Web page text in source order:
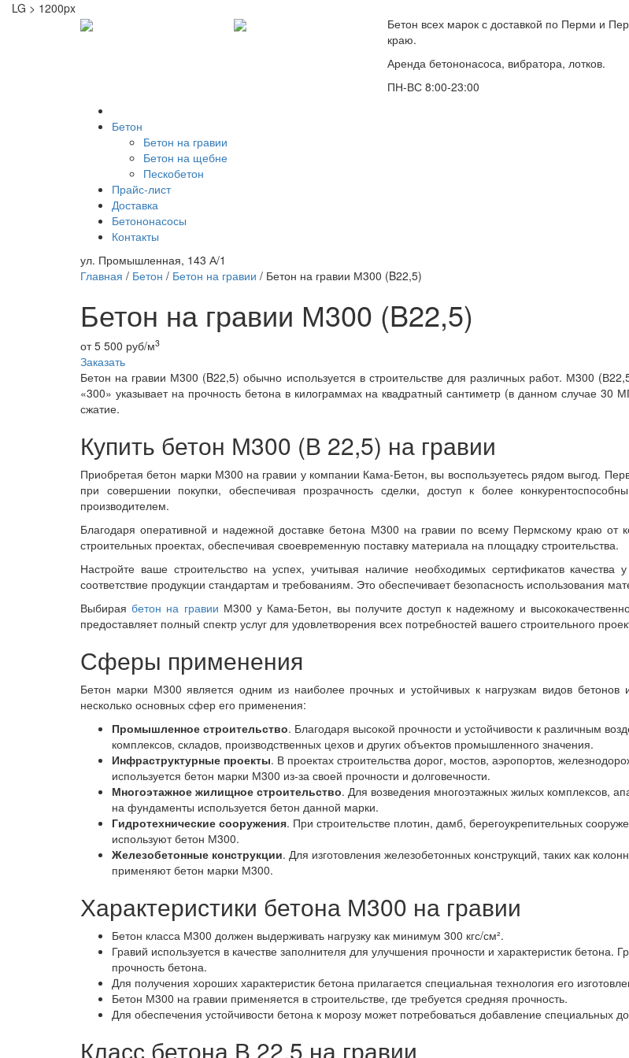
LG > 1200px
Бетон всех марок с доставкой по Перми и
краю.
Аренда бетононасоса, вибратора, лотков.
ПН-ВС 8:00-23:00
Бетон
Бетон на гравии
Бетон на щебне
Пескобетон
Прайс-лист
Доставка
Бетононасосы
Контакты
ул. Промышленная, 143 А/1
Главная / Бетон / Бетон на гравии / Бетон на гравии М300 (B22,5)
Бетон на гравии М300 (B22,5)
от5 500 руб/м3
Заказать
Бетон на гравии М300 (B22,5) обычно используется в строительстве для различных работ. М300
«300» указывает на прочность бетона в килограммах на квадратный сантиметр (в данном случае
сжатие.
Купить бетон М300 (В 22,5) на гравии
Приобретая бетон марки М300 на гравии у компании Кама-Бетон, вы воспользуетесь рядом выгод.
при совершении покупки, обеспечивая прозрачность сделки, доступ к более
производителем.
Благодаря оперативной и надежной доставке бетона М300 на гравии по всему Пермскому краю
строительных проектах, обеспечивая своевременную поставку материала на площадку строительства.
Настройте ваше строительство на успех, учитывая наличие необходимых сертификатов
соответствие продукции стандартам и требованиям. Это обеспечивает безопасность использования
Выбираябетон на гравии М300 у Кама-Бетон, вы получите доступ к надежному и
предоставляет полный спектр услуг для удовлетворения всех потребностей вашего строительного
Сферы применения
Бетон марки М300 является одним из наиболее прочных и устойчивых к нагрузкам видов бетонов
несколько основных сфер его применения:
Промышленное строительство. Благодаря высокой прочности и устойчивости к различным
комплексов, складов, производственных цехов и других объектов промышленного значения.
Инфраструктурные проекты. В проектах строительства дорог, мостов, аэропортов,
используется бетон марки М300 из-за своей прочности и долговечности.
Многоэтажное жилищное строительство. Для возведения многоэтажных жилых комплексов,
на фундаменты используется бетон данной марки.
Гидротехнические сооружения. При строительстве плотин, дамб, берегоукрепительных
используют бетон М300.
Железобетонные конструкции. Для изготовления железобетонных конструкций, таких как
применяют бетон марки М300.
Характеристики бетона М300 на гравии
Бетон класса М300 должен выдерживать нагрузку как минимум 300 кгс/см².
Гравий используется в качестве заполнителя для улучшения прочности и характеристик
прочность бетона.
Для получения хороших характеристик бетона прилагается специальная технология его
Бетон М300 на гравии применяется в строительстве, где требуется средняя прочность.
Для обеспечения устойчивости бетона к морозу может потребоваться добавление специальных
Класс бетона В 22,5 на гравии